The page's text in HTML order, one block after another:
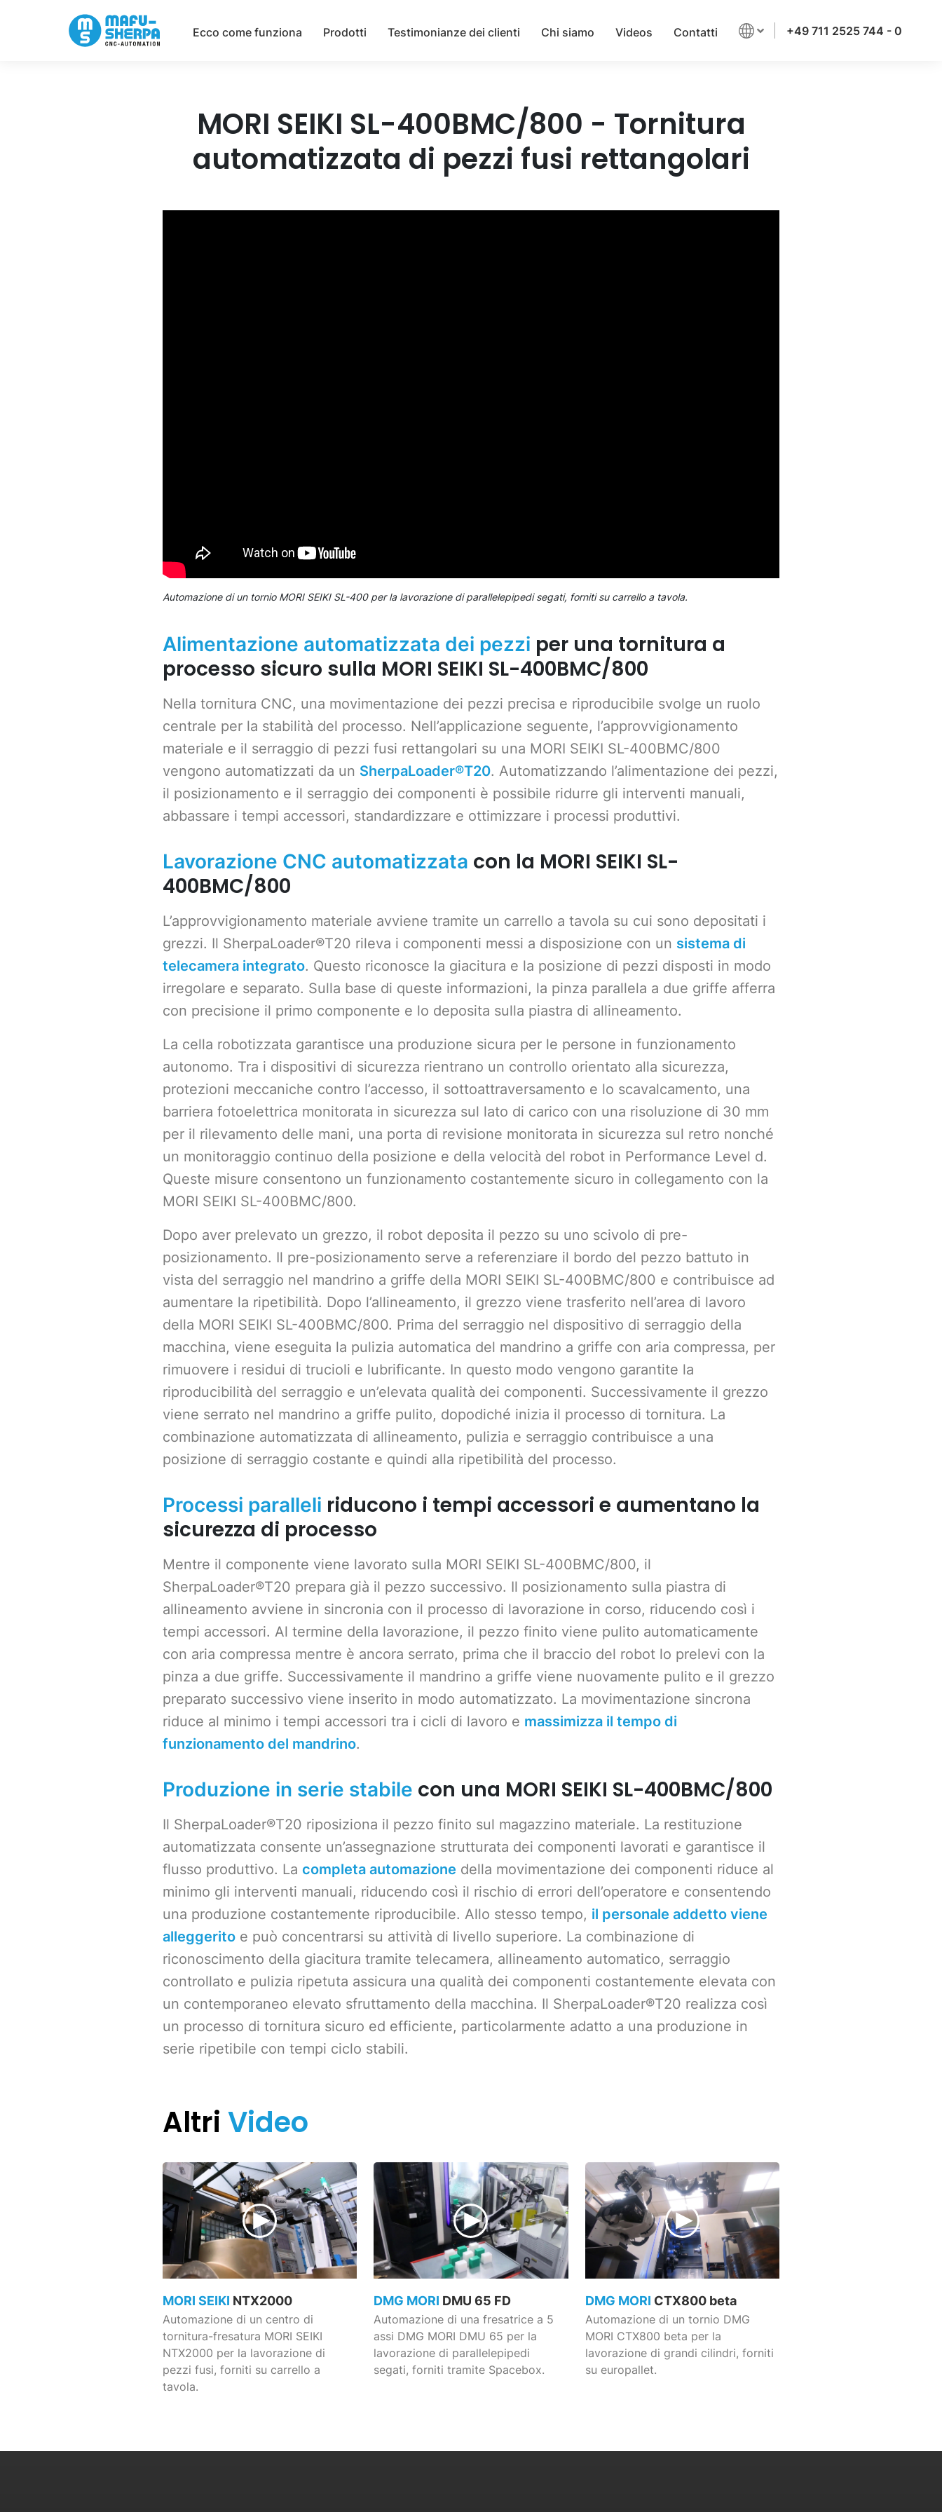
Ecco come funziona Prodotti Testimonianze dei clienti Chi siamo Videos Contatti +49 711 2525 744 - 0
MORI SEIKI SL-400BMC/800 - Tornitura
automatizzata di pezzi fusi rettangolari
Automazione di un tornio MORI SEIKI SL-400 per la lavorazione di parallelepipedi segati, forniti su carrello a tavola.
Alimentazione automatizzata dei pezzi per una tornitura a
processo sicuro sulla MORI SEIKI SL-400BMC/800
Nella tornitura CNC, una movimentazione dei pezzi precisa e riproducibile svolge un ruolo
centrale per la stabilità del processo. Nell’applicazione seguente, l’approvvigionamento
materiale e il serraggio di pezzi fusi rettangolari su una MORI SEIKI SL-400BMC/800
vengono automatizzati da un SherpaLoader®T20. Automatizzando l’alimentazione dei pezzi,
il posizionamento e il serraggio dei componenti è possibile ridurre gli interventi manuali,
abbassare i tempi accessori, standardizzare e ottimizzare i processi produttivi.
Lavorazione CNC automatizzata con la MORI SEIKI SL-
400BMC/800
L’approvvigionamento materiale avviene tramite un carrello a tavola su cui sono depositati i
grezzi. Il SherpaLoader®T20 rileva i componenti messi a disposizione con un sistema di
telecamera integrato. Questo riconosce la giacitura e la posizione di pezzi disposti in modo
irregolare e separato. Sulla base di queste informazioni, la pinza parallela a due griffe afferra
con precisione il primo componente e lo deposita sulla piastra di allineamento.
La cella robotizzata garantisce una produzione sicura per le persone in funzionamento
autonomo. Tra i dispositivi di sicurezza rientrano un controllo orientato alla sicurezza,
protezioni meccaniche contro l’accesso, il sottoattraversamento e lo scavalcamento, una
barriera fotoelettrica monitorata in sicurezza sul lato di carico con una risoluzione di 30 mm
per il rilevamento delle mani, una porta di revisione monitorata in sicurezza sul retro nonché
un monitoraggio continuo della posizione e della velocità del robot in Performance Level d.
Queste misure consentono un funzionamento costantemente sicuro in collegamento con la
MORI SEIKI SL-400BMC/800.
Dopo aver prelevato un grezzo, il robot deposita il pezzo su uno scivolo di pre-
posizionamento. Il pre-posizionamento serve a referenziare il bordo del pezzo battuto in
vista del serraggio nel mandrino a griffe della MORI SEIKI SL-400BMC/800 e contribuisce ad
aumentare la ripetibilità. Dopo l’allineamento, il grezzo viene trasferito nell’area di lavoro
della MORI SEIKI SL-400BMC/800. Prima del serraggio nel dispositivo di serraggio della
macchina, viene eseguita la pulizia automatica del mandrino a griffe con aria compressa, per
rimuovere i residui di trucioli e lubrificante. In questo modo vengono garantite la
riproducibilità del serraggio e un’elevata qualità dei componenti. Successivamente il grezzo
viene serrato nel mandrino a griffe pulito, dopodiché inizia il processo di tornitura. La
combinazione automatizzata di allineamento, pulizia e serraggio contribuisce a una
posizione di serraggio costante e quindi alla ripetibilità del processo.
Processi paralleli riducono i tempi accessori e aumentano la
sicurezza di processo
Mentre il componente viene lavorato sulla MORI SEIKI SL-400BMC/800, il
SherpaLoader®T20 prepara già il pezzo successivo. Il posizionamento sulla piastra di
allineamento avviene in sincronia con il processo di lavorazione in corso, riducendo così i
tempi accessori. Al termine della lavorazione, il pezzo finito viene pulito automaticamente
con aria compressa mentre è ancora serrato, prima che il braccio del robot lo prelevi con la
pinza a due griffe. Successivamente il mandrino a griffe viene nuovamente pulito e il grezzo
preparato successivo viene inserito in modo automatizzato. La movimentazione sincrona
riduce al minimo i tempi accessori tra i cicli di lavoro e massimizza il tempo di
funzionamento del mandrino.
Produzione in serie stabile con una MORI SEIKI SL-400BMC/800
Il SherpaLoader®T20 riposiziona il pezzo finito sul magazzino materiale. La restituzione
automatizzata consente un’assegnazione strutturata dei componenti lavorati e garantisce il
flusso produttivo. La completa automazione della movimentazione dei componenti riduce al
minimo gli interventi manuali, riducendo così il rischio di errori dell’operatore e consentendo
una produzione costantemente riproducibile. Allo stesso tempo, il personale addetto viene
alleggerito e può concentrarsi su attività di livello superiore. La combinazione di
riconoscimento della giacitura tramite telecamera, allineamento automatico, serraggio
controllato e pulizia ripetuta assicura una qualità dei componenti costantemente elevata con
un contemporaneo elevato sfruttamento della macchina. Il SherpaLoader®T20 realizza così
un processo di tornitura sicuro ed efficiente, particolarmente adatto a una produzione in
serie ripetibile con tempi ciclo stabili.
Altri Video
MORI SEIKI NTX2000
Automazione di un centro di
tornitura-fresatura MORI SEIKI
NTX2000 per la lavorazione di
pezzi fusi, forniti su carrello a
tavola.
DMG MORI DMU 65 FD
Automazione di una fresatrice a 5
assi DMG MORI DMU 65 per la
lavorazione di parallelepipedi
segati, forniti tramite Spacebox.
DMG MORI CTX800 beta
Automazione di un tornio DMG
MORI CTX800 beta per la
lavorazione di grandi cilindri, forniti
su europallet.